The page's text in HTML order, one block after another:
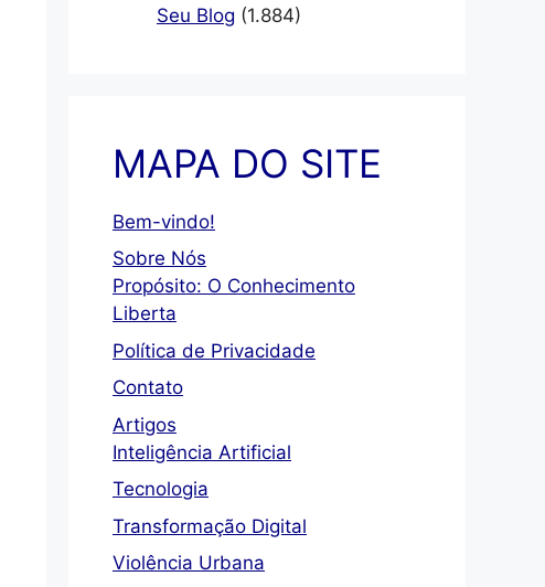
Seu Blog (1.884)
MAPA DO SITE
Bem-vindo!
Sobre Nós
Propósito: O Conhecimento
Liberta
Política de Privacidade
Contato
Artigos
Inteligência Artificial
Tecnologia
Transformação Digital
Violência Urbana